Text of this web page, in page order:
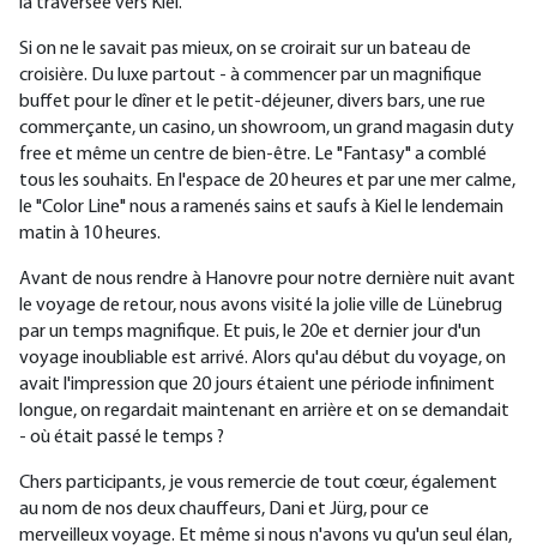
Si on ne le savait pas mieux, on se croirait sur un bateau de
croisière. Du luxe partout - à commencer par un magnifique
buffet pour le dîner et le petit-déjeuner, divers bars, une rue
commerçante, un casino, un showroom, un grand magasin duty
free et même un centre de bien-être. Le "Fantasy" a comblé
tous les souhaits. En l'espace de 20 heures et par une mer calme,
le "Color Line" nous a ramenés sains et saufs à Kiel le lendemain
matin à 10 heures.
Avant de nous rendre à Hanovre pour notre dernière nuit avant
le voyage de retour, nous avons visité la jolie ville de Lünebrug
par un temps magnifique. Et puis, le 20e et dernier jour d'un
voyage inoubliable est arrivé. Alors qu'au début du voyage, on
avait l'impression que 20 jours étaient une période infiniment
longue, on regardait maintenant en arrière et on se demandait
- où était passé le temps ?
Chers participants, je vous remercie de tout cœur, également
au nom de nos deux chauffeurs, Dani et Jürg, pour ce
merveilleux voyage. Et même si nous n'avons vu qu'un seul élan,